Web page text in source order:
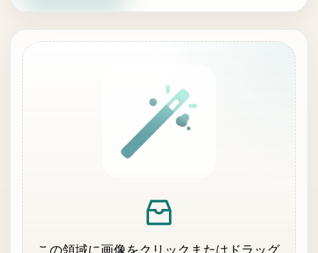
この領域に画像をクリックまたはドラッグ